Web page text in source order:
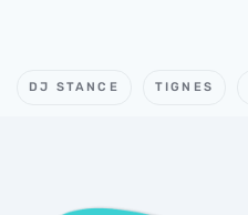
DJ STANCE TIGNES